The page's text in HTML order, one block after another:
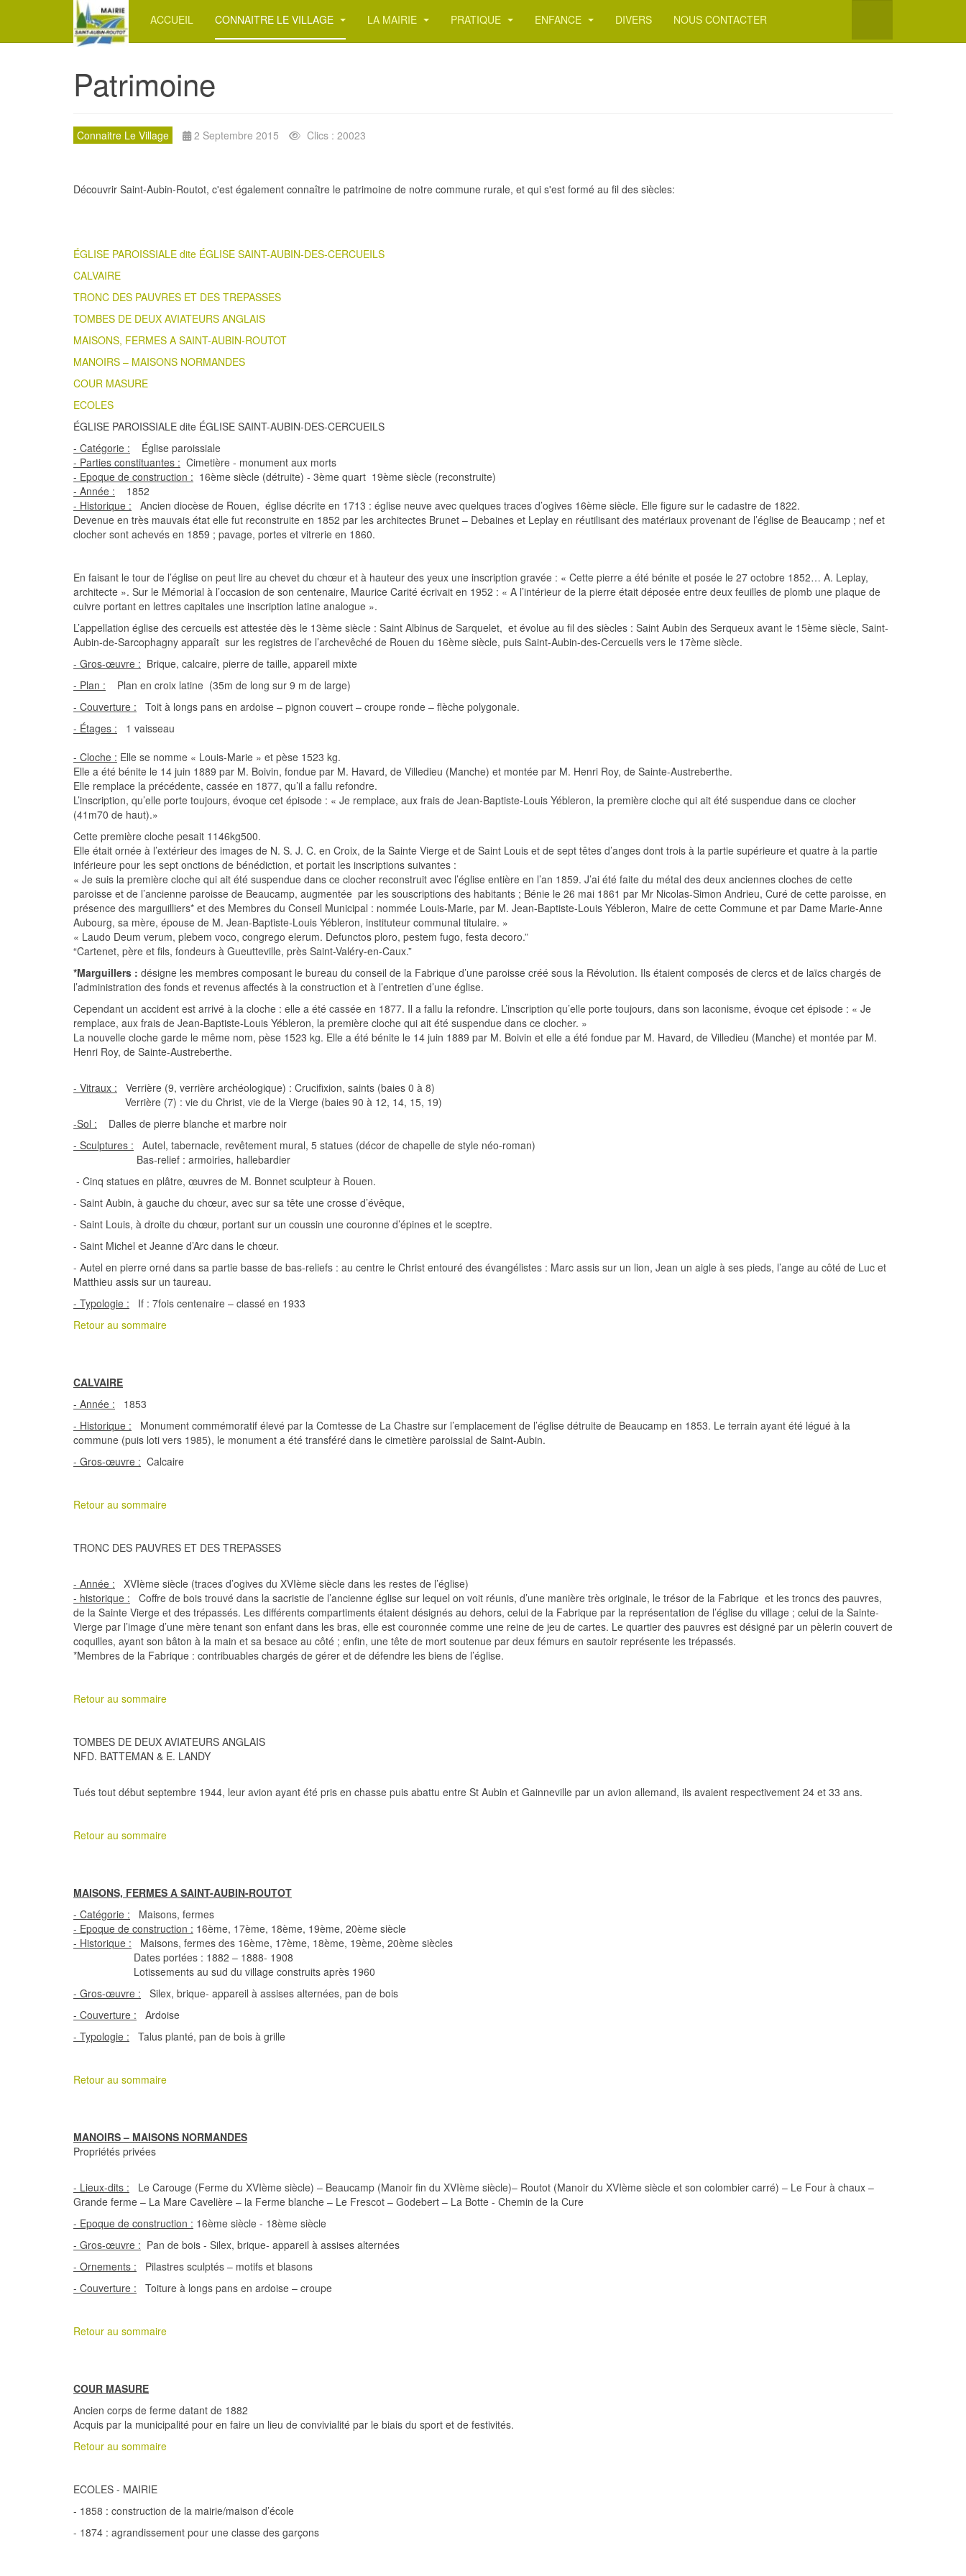
ACCUEIL CONNAITRE LE VILLAGE LA MAIRIE PRATIQUE ENFANCE DIVERS NOUS CONTACTER
Patrimoine
Connaitre Le Village 2 Septembre 2015 Clics : 20023
Découvrir Saint-Aubin-Routot, c'est également connaître le patrimoine de notre commune rurale, et qui s'est formé au fil des siècles:
ÉGLISE PAROISSIALE dite ÉGLISE SAINT-AUBIN-DES-CERCUEILS
CALVAIRE
TRONC DES PAUVRES ET DES TREPASSES
TOMBES DE DEUX AVIATEURS ANGLAIS
MAISONS, FERMES A SAINT-AUBIN-ROUTOT
MANOIRS – MAISONS NORMANDES
COUR MASURE
ECOLES
ÉGLISE PAROISSIALE dite ÉGLISE SAINT-AUBIN-DES-CERCUEILS
- Catégorie : Église paroissiale
- Parties constituantes : Cimetière - monument aux morts
- Epoque de construction : 16ème siècle (détruite) - 3ème quart 19ème siècle (reconstruite)
- Année : 1852
- Historique : Ancien diocèse de Rouen, église décrite en 1713 : église neuve avec quelques traces d’ogives 16ème siècle. Elle figure sur le cadastre de 1822.
Devenue en très mauvais état elle fut reconstruite en 1852 par les architectes Brunet – Debaines et Leplay en réutilisant des matériaux provenant de l’église de Beaucamp ; nef et
clocher sont achevés en 1859 ; pavage, portes et vitrerie en 1860.
En faisant le tour de l’église on peut lire au chevet du chœur et à hauteur des yeux une inscription gravée : « Cette pierre a été bénite et posée le 27 octobre 1852… A. Leplay,
architecte ». Sur le Mémorial à l’occasion de son centenaire, Maurice Carité écrivait en 1952 : « A l’intérieur de la pierre était déposée entre deux feuilles de plomb une plaque de
cuivre portant en lettres capitales une inscription latine analogue ».
L’appellation église des cercueils est attestée dès le 13ème siècle : Saint Albinus de Sarquelet, et évolue au fil des siècles : Saint Aubin des Serqueux avant le 15ème siècle, Saint-
Aubin-de-Sarcophagny apparaît sur les registres de l’archevêché de Rouen du 16ème siècle, puis Saint-Aubin-des-Cercueils vers le 17ème siècle.
- Gros-œuvre : Brique, calcaire, pierre de taille, appareil mixte
- Plan : Plan en croix latine (35m de long sur 9 m de large)
- Couverture : Toit à longs pans en ardoise – pignon couvert – croupe ronde – flèche polygonale.
- Étages : 1 vaisseau
- Cloche : Elle se nomme « Louis-Marie » et pèse 1523 kg.
Elle a été bénite le 14 juin 1889 par M. Boivin, fondue par M. Havard, de Villedieu (Manche) et montée par M. Henri Roy, de Sainte-Austreberthe.
Elle remplace la précédente, cassée en 1877, qu’il a fallu refondre.
L’inscription, qu’elle porte toujours, évoque cet épisode : « Je remplace, aux frais de Jean-Baptiste-Louis Yébleron, la première cloche qui ait été suspendue dans ce clocher
(41m70 de haut).»
Cette première cloche pesait 1146kg500.
Elle était ornée à l’extérieur des images de N. S. J. C. en Croix, de la Sainte Vierge et de Saint Louis et de sept têtes d’anges dont trois à la partie supérieure et quatre à la partie
inférieure pour les sept onctions de bénédiction, et portait les inscriptions suivantes :
« Je suis la première cloche qui ait été suspendue dans ce clocher reconstruit avec l’église entière en l’an 1859. J’ai été faite du métal des deux anciennes cloches de cette
paroisse et de l’ancienne paroisse de Beaucamp, augmentée par les souscriptions des habitants ; Bénie le 26 mai 1861 par Mr Nicolas-Simon Andrieu, Curé de cette paroisse, en
présence des marguilliers* et des Membres du Conseil Municipal : nommée Louis-Marie, par M. Jean-Baptiste-Louis Yébleron, Maire de cette Commune et par Dame Marie-Anne
Aubourg, sa mère, épouse de M. Jean-Baptiste-Louis Yébleron, instituteur communal titulaire. »
« Laudo Deum verum, plebem voco, congrego elerum. Defunctos ploro, pestem fugo, festa decoro.”
“Cartenet, père et fils, fondeurs à Gueutteville, près Saint-Valéry-en-Caux.”
*Marguillers : désigne les membres composant le bureau du conseil de la Fabrique d’une paroisse créé sous la Révolution. Ils étaient composés de clercs et de laïcs chargés de
l’administration des fonds et revenus affectés à la construction et à l’entretien d’une église.
Cependant un accident est arrivé à la cloche : elle a été cassée en 1877. Il a fallu la refondre. L’inscription qu’elle porte toujours, dans son laconisme, évoque cet épisode : « Je
remplace, aux frais de Jean-Baptiste-Louis Yébleron, la première cloche qui ait été suspendue dans ce clocher. »
La nouvelle cloche garde le même nom, pèse 1523 kg. Elle a été bénite le 14 juin 1889 par M. Boivin et elle a été fondue par M. Havard, de Villedieu (Manche) et montée par M.
Henri Roy, de Sainte-Austreberthe.
- Vitraux : Verrière (9, verrière archéologique) : Crucifixion, saints (baies 0 à 8)
Verrière (7) : vie du Christ, vie de la Vierge (baies 90 à 12, 14, 15, 19)
-Sol : Dalles de pierre blanche et marbre noir
- Sculptures : Autel, tabernacle, revêtement mural, 5 statues (décor de chapelle de style néo-roman)
Bas-relief : armoiries, hallebardier
- Cinq statues en plâtre, œuvres de M. Bonnet sculpteur à Rouen.
- Saint Aubin, à gauche du chœur, avec sur sa tête une crosse d’évêque,
- Saint Louis, à droite du chœur, portant sur un coussin une couronne d’épines et le sceptre.
- Saint Michel et Jeanne d’Arc dans le chœur.
- Autel en pierre orné dans sa partie basse de bas-reliefs : au centre le Christ entouré des évangélistes : Marc assis sur un lion, Jean un aigle à ses pieds, l’ange au côté de Luc et
Matthieu assis sur un taureau.
- Typologie : If : 7fois centenaire – classé en 1933
Retour au sommaire
CALVAIRE
- Année : 1853
- Historique : Monument commémoratif élevé par la Comtesse de La Chastre sur l’emplacement de l’église détruite de Beaucamp en 1853. Le terrain ayant été légué à la
commune (puis loti vers 1985), le monument a été transféré dans le cimetière paroissial de Saint-Aubin.
- Gros-œuvre : Calcaire
Retour au sommaire
TRONC DES PAUVRES ET DES TREPASSES
- Année : XVIème siècle (traces d’ogives du XVIème siècle dans les restes de l’église)
- historique : Coffre de bois trouvé dans la sacristie de l’ancienne église sur lequel on voit réunis, d’une manière très originale, le trésor de la Fabrique et les troncs des pauvres,
de la Sainte Vierge et des trépassés. Les différents compartiments étaient désignés au dehors, celui de la Fabrique par la représentation de l’église du village ; celui de la Sainte-
Vierge par l’image d’une mère tenant son enfant dans les bras, elle est couronnée comme une reine de jeu de cartes. Le quartier des pauvres est désigné par un pèlerin couvert de
coquilles, ayant son bâton à la main et sa besace au côté ; enfin, une tête de mort soutenue par deux fémurs en sautoir représente les trépassés.
*Membres de la Fabrique : contribuables chargés de gérer et de défendre les biens de l’église.
Retour au sommaire
TOMBES DE DEUX AVIATEURS ANGLAIS
NFD. BATTEMAN & E. LANDY
Tués tout début septembre 1944, leur avion ayant été pris en chasse puis abattu entre St Aubin et Gainneville par un avion allemand, ils avaient respectivement 24 et 33 ans.
Retour au sommaire
MAISONS, FERMES A SAINT-AUBIN-ROUTOT
- Catégorie : Maisons, fermes
- Epoque de construction : 16ème, 17ème, 18ème, 19ème, 20ème siècle
- Historique : Maisons, fermes des 16ème, 17ème, 18ème, 19ème, 20ème siècles
Dates portées : 1882 – 1888- 1908
Lotissements au sud du village construits après 1960
- Gros-œuvre : Silex, brique- appareil à assises alternées, pan de bois
- Couverture : Ardoise
- Typologie : Talus planté, pan de bois à grille
Retour au sommaire
MANOIRS – MAISONS NORMANDES
Propriétés privées
- Lieux-dits : Le Carouge (Ferme du XVIème siècle) – Beaucamp (Manoir fin du XVIème siècle)– Routot (Manoir du XVIème siècle et son colombier carré) – Le Four à chaux –
Grande ferme – La Mare Cavelière – la Ferme blanche – Le Frescot – Godebert – La Botte - Chemin de la Cure
- Epoque de construction : 16ème siècle - 18ème siècle
- Gros-œuvre : Pan de bois - Silex, brique- appareil à assises alternées
- Ornements : Pilastres sculptés – motifs et blasons
- Couverture : Toiture à longs pans en ardoise – croupe
Retour au sommaire
COUR MASURE
Ancien corps de ferme datant de 1882
Acquis par la municipalité pour en faire un lieu de convivialité par le biais du sport et de festivités.
Retour au sommaire
ECOLES - MAIRIE
- 1858 : construction de la mairie/maison d’école
- 1874 : agrandissement pour une classe des garçons